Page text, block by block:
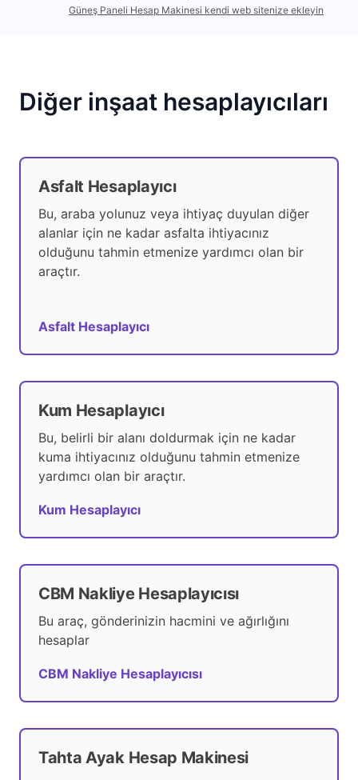
Güneş Paneli Hesap Makinesi kendi web sitenize ekleyin
Diğer inşaat hesaplayıcıları
Asfalt Hesaplayıcı
Bu, araba yolunuz veya ihtiyaç duyulan diğer
alanlar için ne kadar asfalta ihtiyacınız
olduğunu tahmin etmenize yardımcı olan bir
araçtır.
Asfalt Hesaplayıcı
Kum Hesaplayıcı
Bu, belirli bir alanı doldurmak için ne kadar
kuma ihtiyacınız olduğunu tahmin etmenize
yardımcı olan bir araçtır.
Kum Hesaplayıcı
CBM Nakliye Hesaplayıcısı
Bu araç, gönderinizin hacmini ve ağırlığını
hesaplar
CBM Nakliye Hesaplayıcısı
Tahta Ayak Hesap Makinesi